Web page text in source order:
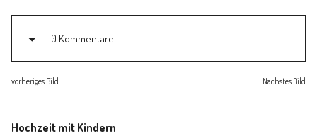
Mathe für Mamas
0 Kommentare
Nächstes Bild
vorheriges Bild
Hochzeit mit Kindern